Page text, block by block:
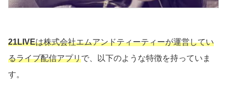
21LIVEは株式会社エムアンドティーティーが運営してい
るライブ配信アプリで、以下のような特徴を持っていま
す。